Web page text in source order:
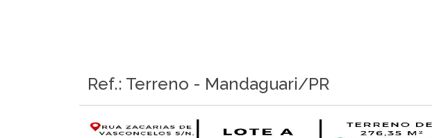
Ref.: Terreno - Mandaguari/PR